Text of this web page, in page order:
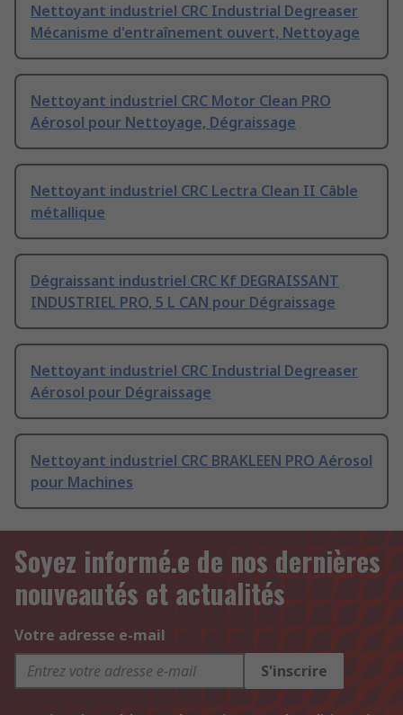
Nettoyant industriel CRC Industrial Degreaser
Mécanisme d'entraînement ouvert, Nettoyage
Nettoyant industriel CRC Motor Clean PRO
Aérosol pour Nettoyage, Dégraissage
Nettoyant industriel CRC Lectra Clean II Câble
métallique
Dégraissant industriel CRC Kf DEGRAISSANT
INDUSTRIEL PRO, 5 L CAN pour Dégraissage
Nettoyant industriel CRC Industrial Degreaser
Aérosol pour Dégraissage
Nettoyant industriel CRC BRAKLEEN PRO Aérosol
pour Machines
Soyez informé.e de nos dernières
nouveautés et actualités
Votre adresse e-mail
S'inscrire